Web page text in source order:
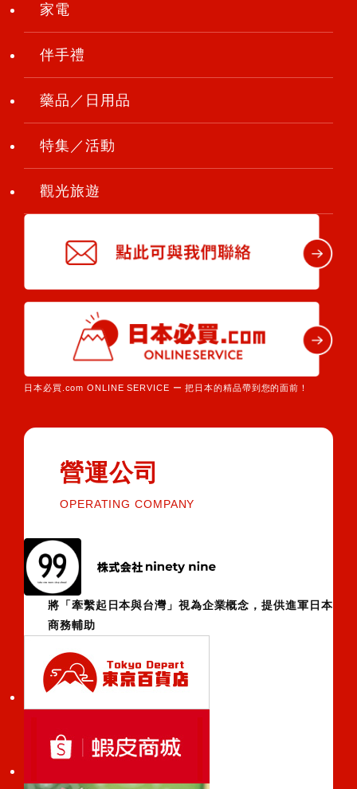
家電
伴手禮
藥品／日用品
特集／活動
觀光旅遊
日本必買.com ONLINE SERVICE ー 把日本的精品帶到您的面前！
營運公司
OPERATING COMPANY
將「牽繫起日本與台灣」視為企業概念，提供進軍日本
商務輔助